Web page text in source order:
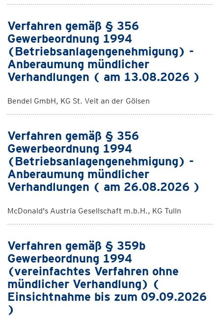
Verfahren gemäß § 356
Gewerbeordnung 1994
(Betriebsanlagengenehmigung) -
Anberaumung mündlicher
Verhandlungen ( am 13.08.2026 )
Bendel GmbH, KG St. Veit an der Gölsen
Verfahren gemäß § 356
Gewerbeordnung 1994
(Betriebsanlagengenehmigung) -
Anberaumung mündlicher
Verhandlungen ( am 26.08.2026 )
McDonald's Austria Gesellschaft m.b.H., KG Tulln
Verfahren gemäß § 359b
Gewerbeordnung 1994
(vereinfachtes Verfahren ohne
mündlicher Verhandlung) (
Einsichtnahme bis zum 09.09.2026
)